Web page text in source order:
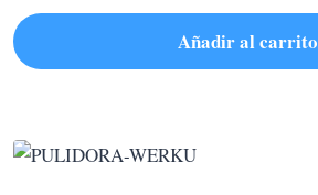
Añadir al carrito